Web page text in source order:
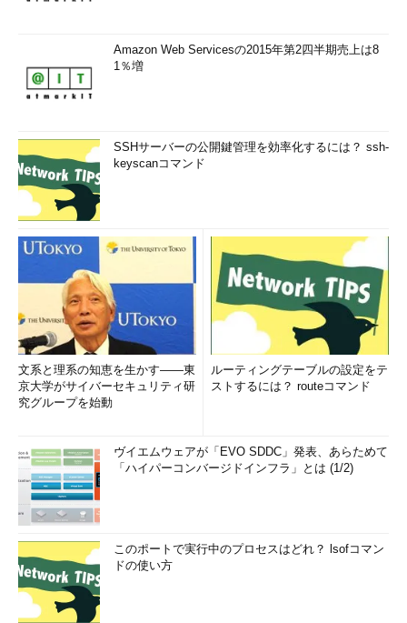
ASP.NETアプリ以外では、Azureクラウドサービスや、Javaア
プリのモニタリングも可能だ。TomcatとJBossがサポートされ
ており、指定の場所にトラッキング用コードを追加する必要があ
Azureでのパフォーマンス監視の構成方法については以下の
URLも参照されたい。
MSDN： Microsoft Azure クラウド サービスでのパフォー
マンス監視の構成
MSDN： Java Web アプリケーションでのパフォーマンス
監視の構成
MSDN： Web ページがどのように利用されているか調査
するためにJavaScriptに追加する
Application Insightsの設定を追加する（2）
Amazon Web Servicesの2015年第2四半期売上は8
1％増
SSHサーバーの公開鍵管理を効率化するには？ ssh-
keyscanコマンド
文系と理系の知恵を生かす――東
京大学がサイバーセキュリティ研
究グループを始動
ルーティングテーブルの設定をテ
ストするには？ routeコマンド
ヴイエムウェアが「EVO SDDC」発表、あらためて
「ハイパーコンバージドインフラ」とは (1/2)
このポートで実行中のプロセスはどれ？ lsofコマン
ドの使い方